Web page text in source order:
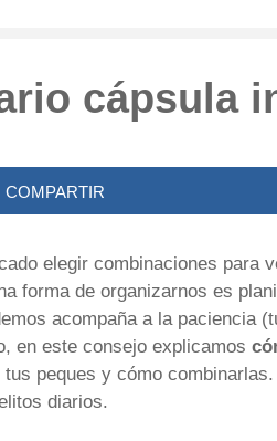
cápsula
COMPARTIR
elegir combinaciones para
forma de organizarnos es
acompaña a la paciencia
en este consejo explicamos
peques y cómo
diarios.